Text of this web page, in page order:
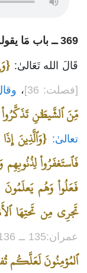
369 ــ باب مَا يقوله ويفعله مَن ارتكبَ منهياً عَنْهُ
قَالَ الله تَعَالىٰ:
[فصلت: 36] ،
مِّنَ ٱلشَّيطَٰنِ
تعالىٰ: {وَٱلَّذِينَ
فَٱستَغفَرُواْ
فَعَلُواْ وَهُم
تَجرِي مِن تَحتِهَا
عمران:135 ــ 136]
ٱلمُؤمِنُونَ لَعَلَّكُم